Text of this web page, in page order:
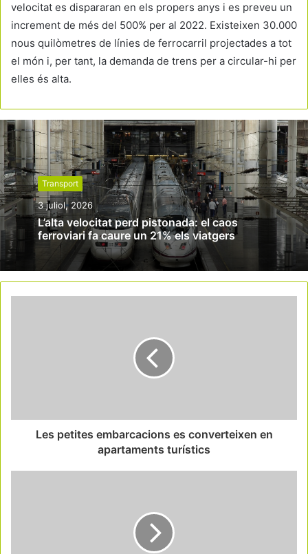
velocitat es dispararan en els propers anys i es preveu un
increment de més del 500% per al 2022. Existeixen 30.000
nous quilòmetres de línies de ferrocarril projectades a tot
el món i, per tant, la demanda de trens per a circular-hi per
elles és alta.
Transport
3 juliol, 2026
L’alta velocitat perd pistonada: el caos
ferroviari fa caure un 21% els viatgers
Les petites embarcacions es converteixen en
apartaments turístics